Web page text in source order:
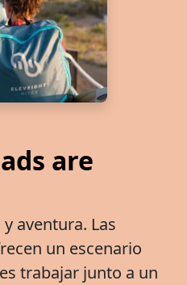
are
aventura. Las
un escenario
trabajar junto a un